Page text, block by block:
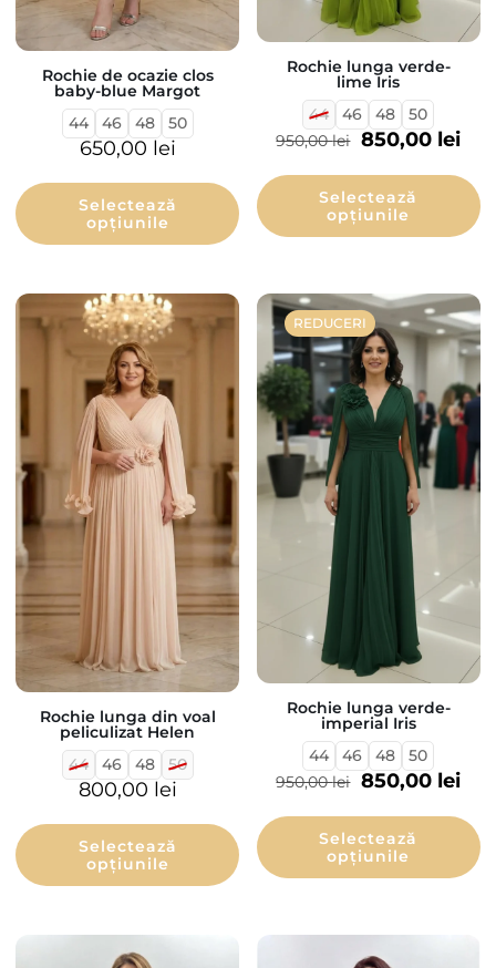
Rochie de ocazie clos
baby-blue Margot
44
46 48 50
650,00 lei
Selectează
opțiunile
Rochie lunga verde-
lime Iris
44
46 48
50
950,00lei 850,00 lei
Selectează
opțiunile
Rochie lunga din voal
peliculizat Helen
44
46 48 50
800,00 lei
Selectează
opțiunile
REDUCERI
Rochie lunga verde-
imperial Iris
44
46 48
50
950,00lei 850,00 lei
Selectează
opțiunile